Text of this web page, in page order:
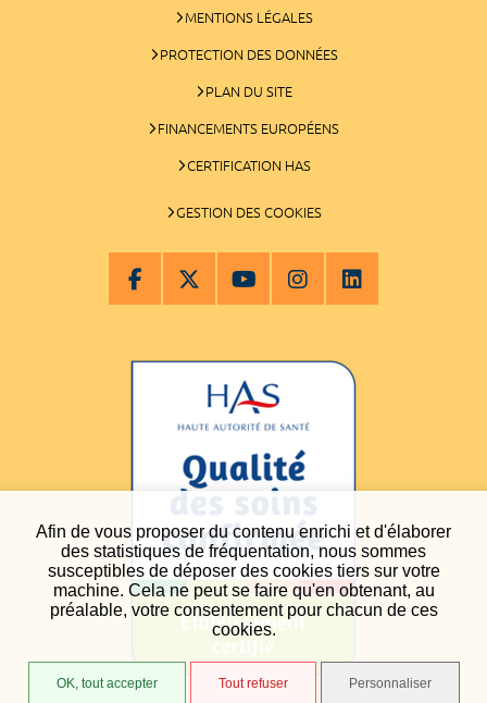
Afin de vous proposer du contenu enrichi et d'élaborer
des statistiques de fréquentation, nous sommes
susceptibles de déposer des cookies tiers sur votre
machine. Cela ne peut se faire qu'en obtenant, au
préalable, votre consentement pour chacun de ces
cookies.
OK, tout accepter Tout refuser Personnaliser
MENTIONS LÉGALES
PROTECTION DES DONNÉES
PLAN DU SITE
FINANCEMENTS EUROPÉENS
CERTIFICATION HAS
GESTION DES COOKIES